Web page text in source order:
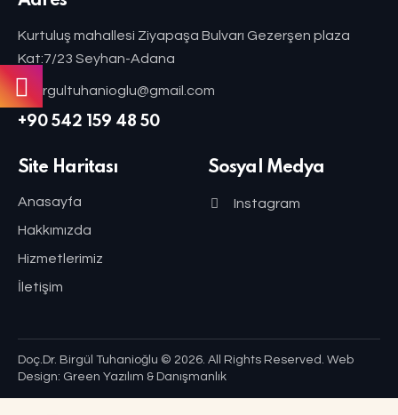
Kurtuluş mahallesi Ziyapaşa Bulvarı Gezerşen plaza
Kat:7/23 Seyhan-Adana
drbirgultuhanioglu@gmail.com
+90 542 159 48 50
Site Haritası
Anasayfa
Hakkımızda
Hizmetlerimiz
İletişim
Sosyal Medya
Instagram
Doç.Dr. Birgül Tuhanioğlu © 2026. All Rights Reserved. Web
Design: Green Yazılım & Danışmanlık